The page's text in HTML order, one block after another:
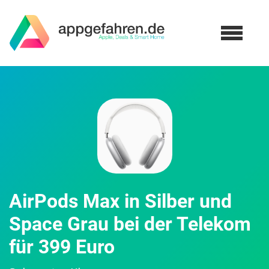
AirPods Max in Silber und
Space Grau bei der Telekom
für 399 Euro